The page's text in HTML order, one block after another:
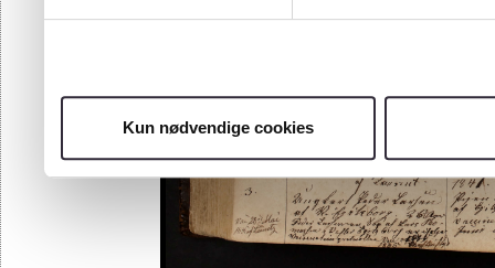
Kun nødvendige cookies